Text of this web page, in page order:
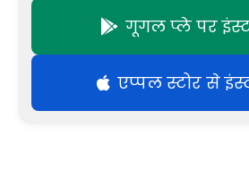
गूगल प्ले पर
एप्पल स्टोर से